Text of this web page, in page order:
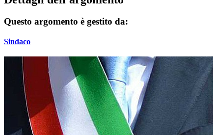
Questo argomento è gestito da:
Sindaco